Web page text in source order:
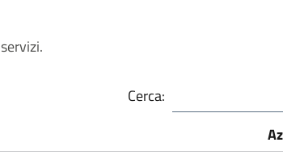
Cerca: